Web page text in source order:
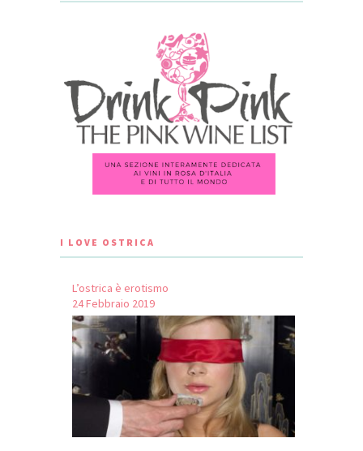
I LOVE OSTRICA
L’ostrica è erotismo
24 Febbraio 2019